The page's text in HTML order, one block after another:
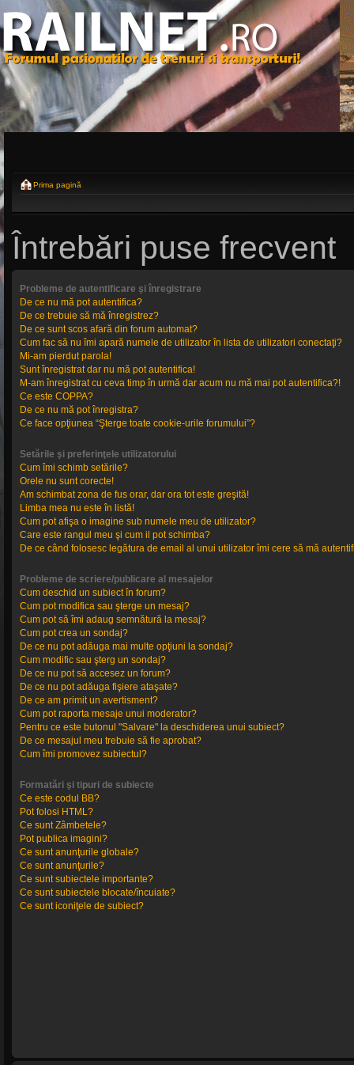
Prima pagină
Întrebări puse frecvent
Probleme de autentificare şi înregistrare
De ce nu mă pot autentifica?
De ce trebuie să mă înregistrez?
De ce sunt scos afară din forum automat?
Cum fac să nu îmi apară numele de utilizator în lista de utilizatori conectaţi?
Mi-am pierdut parola!
Sunt înregistrat dar nu mă pot autentifica!
M-am înregistrat cu ceva timp în urmă dar acum nu mă mai pot autentifica?!
Ce este COPPA?
De ce nu mă pot înregistra?
Ce face opţiunea “Şterge toate cookie-urile forumului”?
Setările şi preferinţele utilizatorului
Cum îmi schimb setările?
Orele nu sunt corecte!
Am schimbat zona de fus orar, dar ora tot este greşită!
Limba mea nu este în listă!
Cum pot afişa o imagine sub numele meu de utilizator?
Care este rangul meu şi cum il pot schimba?
De ce când folosesc legătura de email al unui utilizator îmi cere să mă
Probleme de scriere/publicare al mesajelor
Cum deschid un subiect în forum?
Cum pot modifica sau şterge un mesaj?
Cum pot să îmi adaug semnătură la mesaj?
Cum pot crea un sondaj?
De ce nu pot adăuga mai multe opţiuni la sondaj?
Cum modific sau şterg un sondaj?
De ce nu pot să accesez un forum?
De ce nu pot adăuga fişiere ataşate?
De ce am primit un avertisment?
Cum pot raporta mesaje unui moderator?
Pentru ce este butonul "Salvare" la deschiderea unui subiect?
De ce mesajul meu trebuie să fie aprobat?
Cum îmi promovez subiectul?
Formatări şi tipuri de subiecte
Ce este codul BB?
Pot folosi HTML?
Ce sunt Zâmbetele?
Pot publica imagini?
Ce sunt anunţurile globale?
Ce sunt anunţurile?
Ce sunt subiectele importante?
Ce sunt subiectele blocate/încuiate?
Ce sunt iconiţele de subiect?